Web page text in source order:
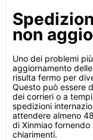
non
Uno dei problemi
aggiornamento
risulta fermo per
Questo può essere
dei corrieri o a
spedizioni
attendere almeno
di Xinmiao
chiarimenti.